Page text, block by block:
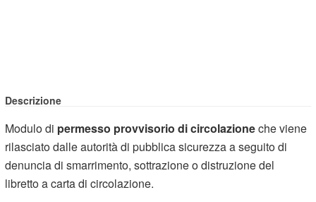
Descrizione
Modulo di permesso provvisorio di circolazioneche viene
rilasciato dalle autorità di pubblica sicurezza a seguito di
denuncia di smarrimento, sottrazione o distruzione del
libretto a carta di circolazione.